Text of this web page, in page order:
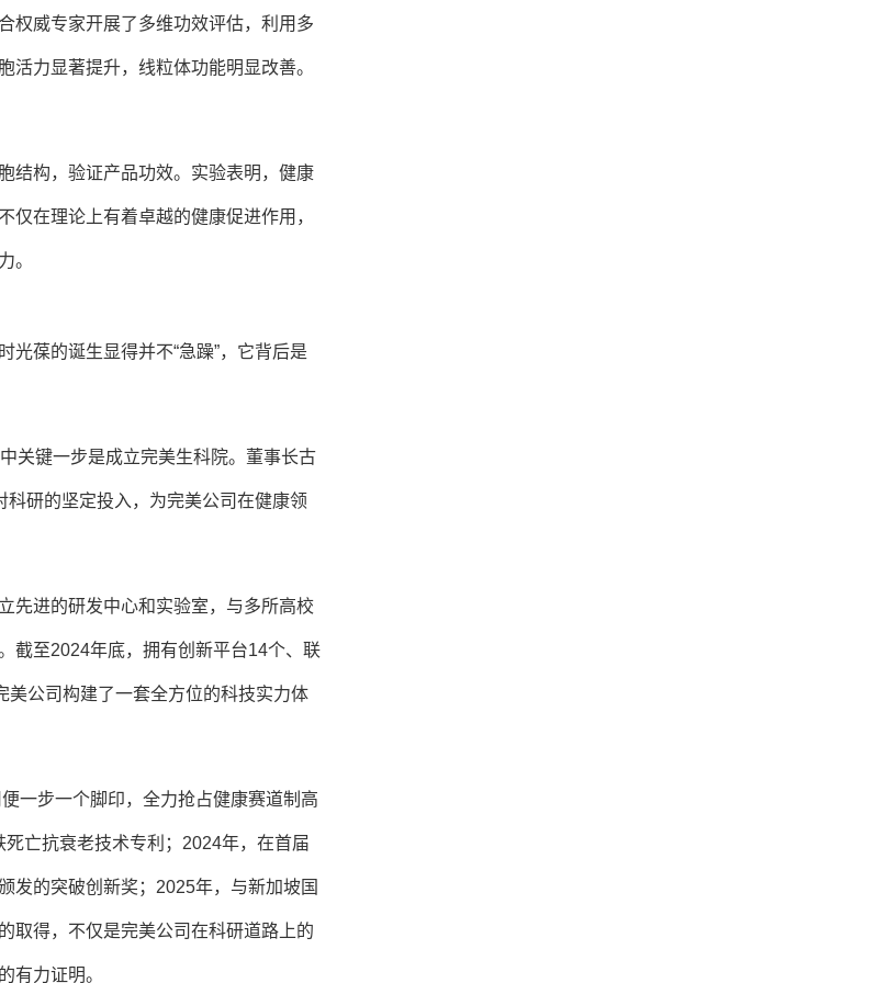
权威专家开展了多维功效评估，利用多
力显著提升，线粒体功能明显改善。
结构，验证产品功效。实验表明，健康
在理论上有着卓越的健康促进作用，
。
光葆的诞生显得并不“急躁”，它背后是
关键一步是成立完美生科院。董事长古
科研的坚定投入，为完美公司在健康领
先进的研发中心和实验室，与多所高校
截至2024年底，拥有创新平台14个、联
公司构建了一套全方位的科技实力体
一步一个脚印，全力抢占健康赛道制高
亡抗衰老技术专利；2024年，在首届
发的突破创新奖；2025年，与新加坡国
取得，不仅是完美公司在科研道路上的
有力证明。